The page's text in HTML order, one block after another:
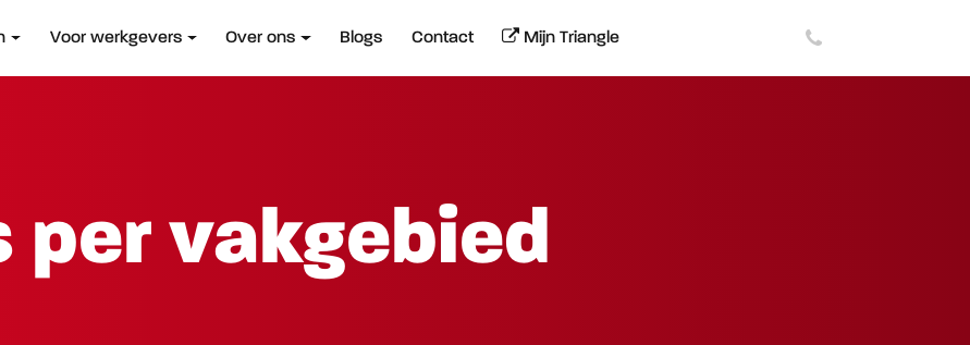
Voor werkgevers Over ons Blogs Contact Mijn Triangle
per vakgebied